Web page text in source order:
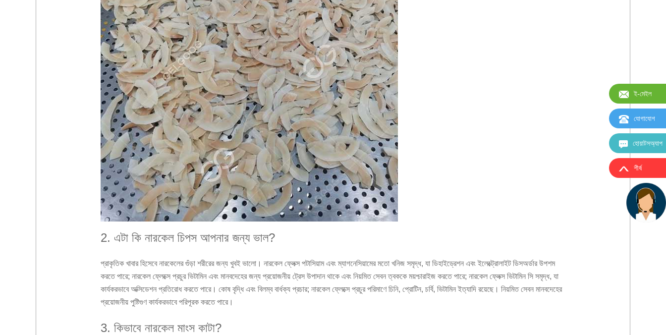
2. এটা কি নারকেল চিপস আপনার জন্য ভাল?
প্রাকৃতিক খাবার হিসেবে নারকেলের গুঁড়া শরীরের জন্য খুবই ভালো। নারকেল ফ্লেক্স পটাসিয়াম এবং ম্যাগনেসিয়ামের মতো খনিজ সমৃদ্ধ, যা ডিহাইড্রেশন এবং ইলেক্ট্রোলাইট ডিসঅর্ডার উপশম
করতে পারে; নারকেল ফ্লেক্সে প্রচুর ভিটামিন এবং মানবদেহের জন্য প্রয়োজনীয় ট্রেস উপাদান থাকে এবং নিয়মিত সেবন ত্বককে ময়শ্চারাইজ করতে পারে; নারকেল ফ্লেক্স ভিটামিন সি সমৃদ্ধ, যা
কার্যকরভাবে অক্সিডেশন প্রতিরোধ করতে পারে। কোষ বৃদ্ধি এবং বিলম্ব বার্ধক্য প্রচার; নারকেল ফ্লেক্সে প্রচুর পরিমাণে চিনি, প্রোটিন, চর্বি, ভিটামিন ইত্যাদি রয়েছে। নিয়মিত সেবন মানবদেহের
প্রয়োজনীয় পুষ্টিগুণ কার্যকরভাবে পরিপূরক করতে পারে।
3. কিভাবে নারকেল মাংস কাটা?
ই-মেইল
যোগাযোগ
হোয়াটসঅ্যাপ
শীর্ষ